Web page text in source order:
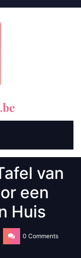
van
een
Huis
0 Comments